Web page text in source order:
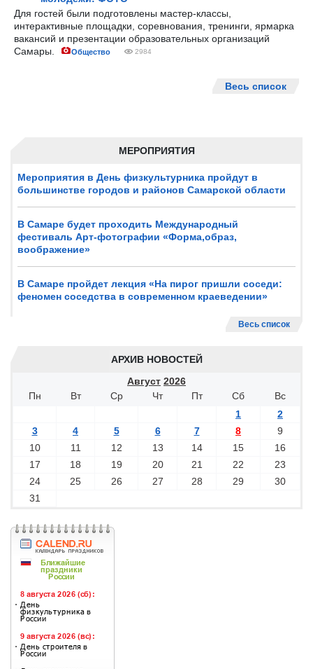
МЕРОПРИЯТИЯ
Мероприятия в День физкультурника пройдут в
большинстве городов и районов Самарской области
В Самаре будет проходить Международный
фестиваль Арт-фотографии «Форма,образ,
воображение»
В Самаре пройдет лекция «На пирог пришли соседи:
феномен соседства в современном краеведении»
Весь список
АРХИВ НОВОСТЕЙ
Август 2026
Пн
Вт Ср Чт Пт Сб
Вс
1
2
3
4 5 6 7 8
9
10
11 12 13 14 15
16
17
18 19 20 21 22
23
24
25 26 27 28 29
30
31
Для гостей были подготовлены мастер-классы,
интерактивные площадки, соревнования, тренинги, ярмарка
вакансий и презентации образовательных организаций
Самары.
Общество 2984
Весь список